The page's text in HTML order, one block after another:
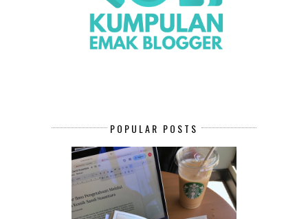
POPULAR POSTS